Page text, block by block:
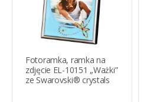
Fotoramka, ramka na
zdjęcie EL-10151 „Ważki”
ze Swarovski® crystals